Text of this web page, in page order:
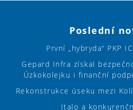
Poslední
První „hybryda“ PKP
Gepard Infra získal
Úzkokolejku i finanční
Rekonstrukce úseku mezi
Italo a